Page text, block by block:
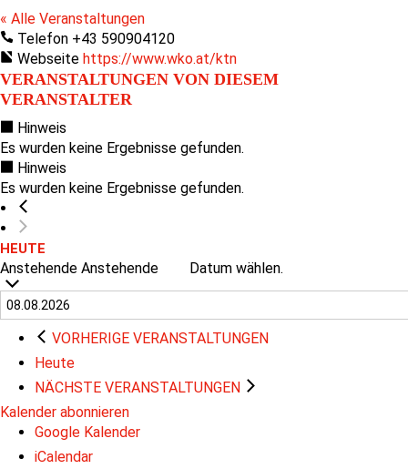
« Alle Veranstaltungen
Telefon +43 590904120
Webseite https://www.wko.at/ktn
VERANSTALTUNGEN VON DIESEM
VERANSTALTER
Hinweis
Es wurden keine Ergebnisse gefunden.
Hinweis
Es wurden keine Ergebnisse gefunden.
HEUTE
Anstehende Anstehende Datum wählen.
VORHERIGE VERANSTALTUNGEN
Heute
NÄCHSTE VERANSTALTUNGEN
Kalender abonnieren
Google Kalender
iCalendar